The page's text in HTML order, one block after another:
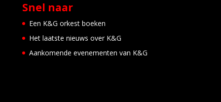
Snel naar
Een K&G orkest boeken
Het laatste nieuws over K&G
Aankomende evenementen van K&G